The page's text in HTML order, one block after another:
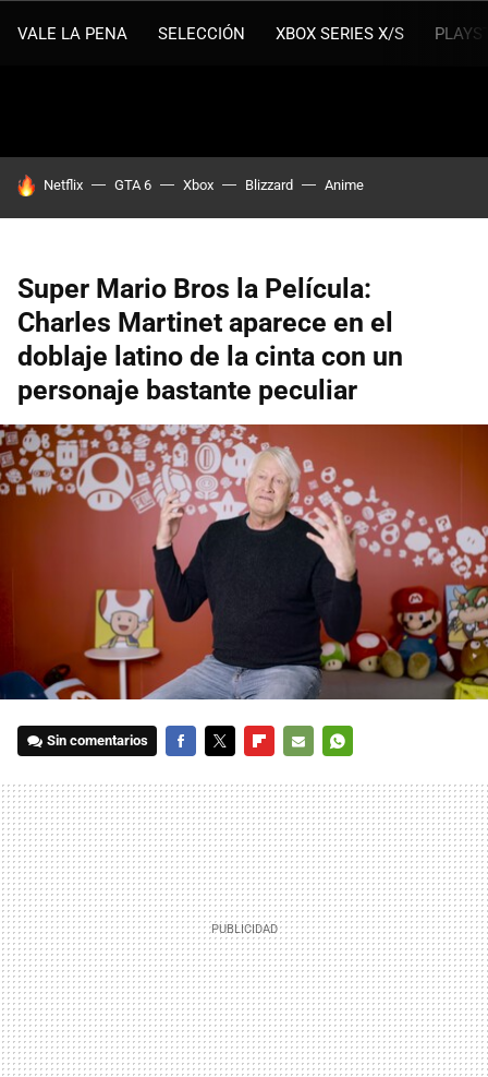
VALE LA PENA SELECCIÓN XBOX SERIES X/S
HOY SE HABLA DE
Netflix GTA 6 Xbox Blizzard Anime
Super Mario Bros la Película:
Charles Martinet aparece en el
doblaje latino de la cinta con un
personaje bastante peculiar
Sin comentarios
MAIL